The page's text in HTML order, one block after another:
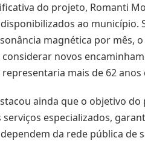
do projeto, Romanti
ao município.
magnética por mês,
novos
representaria mais de 62
ainda que o objetivo
serviços especializados,
da rede pública de